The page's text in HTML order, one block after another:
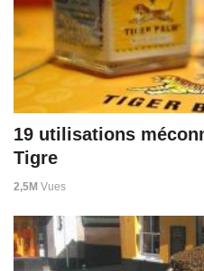
19 utilisations
Tigre
2,5M Vues